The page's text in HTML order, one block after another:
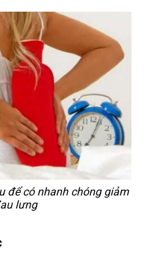
để có nhanh chóng giảm
lưng